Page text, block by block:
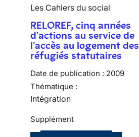
Les Cahiers du social
RELOREF, cinq années
d'actions au service de
l'accès au logement des
réfugiés statutaires
Date de publication : 2009
Thématique :
Intégration
Supplément